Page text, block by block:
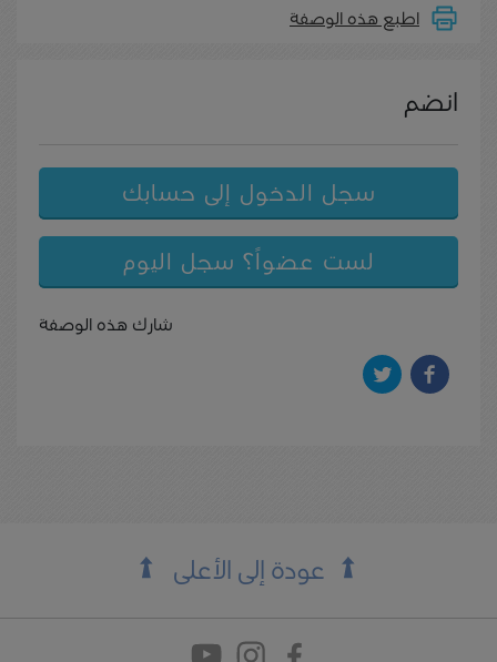
اطبع هذه الوصفة
انضم
سجل الدخول إلى حسابك
لست عضواً؟ سجل اليوم
شارك هذه الوصفة
عودة إلى الأعلى